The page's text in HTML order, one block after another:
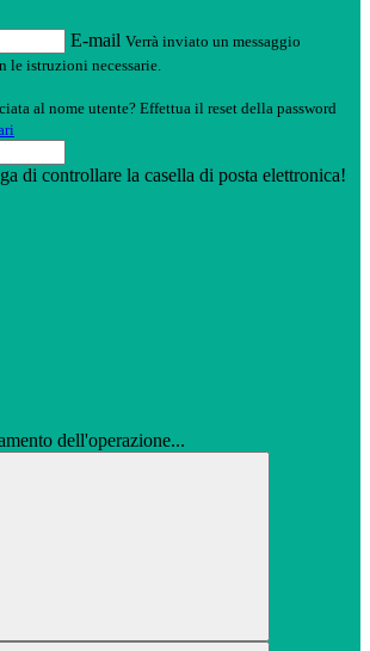
E-mail Verrà inviato un messaggio
istruzioni necessarie.
al nome utente? Effettua il reset della password
di controllare la casella di posta elettronica!
dell'operazione...